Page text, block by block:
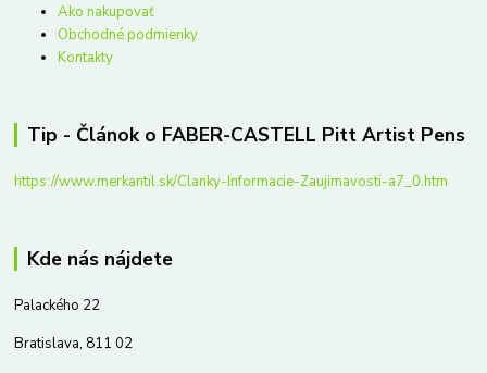
Ako nakupovať
Obchodné podmienky
Kontakty
Tip - Článok o FABER-CASTELL Pitt Artist Pens
https://www.merkantil.sk/Clanky-Informacie-Zaujimavosti-a7_0.htm
Kde nás nájdete
Palackého 22
Bratislava, 811 02